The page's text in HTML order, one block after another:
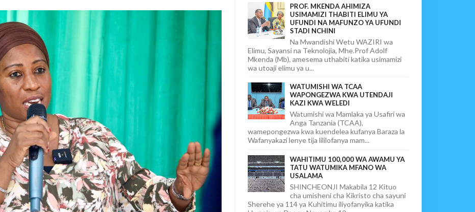
PROF. MKENDA AHIMIZA
USIMAMIZI THABITI ELIMU YA
UFUNDI NA MAFUNZO YA UFUNDI
STADI NCHINI
Na Mwandishi Wetu WAZIRI wa
Elimu, Sayansi na Teknolojia, Mhe.Prof Adolf
Mkenda (Mb), amesema uthabiti katika usimamizi
wa utoaji elimu ya u...
WATUMISHI WA TCAA
WAPONGEZWA KWA UTENDAJI
KAZI KWA WELEDI
Watumishi wa Mamlaka ya Usafiri wa
Anga Tanzania (TCAA),
wamepongezwa kwa kuendelea kufanya Baraza la
Wafanyakazi lenye tija lililofanya mam...
WAHITIMU 100,000 WA AWAMU YA
TATU WATUMIKA MFANO WA
USALAMA
SHINCHEONJI Makabila 12 Kituo
cha umisheni cha Kikristo cha sayuni
Sherehe ya 114 ya Kuhitimu iliyofanyika katika